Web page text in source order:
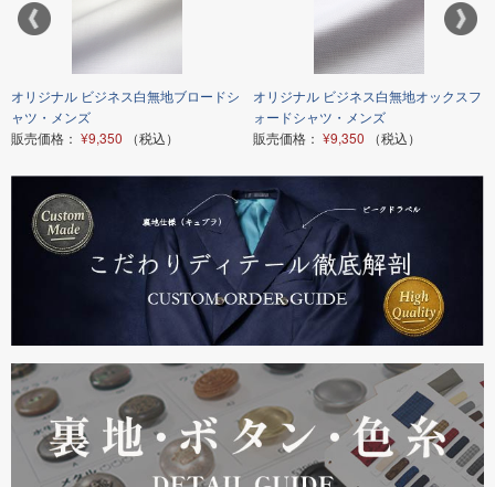
オリジナル ビジネス白無地ブロードシ
ャツ・メンズ
販売価格： ¥9,350 （税込）
オリジナル ビジネス白無地オックスフ
ォードシャツ・メンズ
販売価格： ¥9,350 （税込）